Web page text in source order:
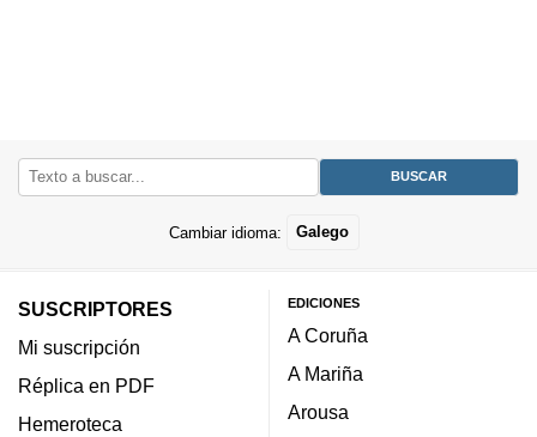
Cambiar idioma: Galego
SUSCRIPTORES
Mi suscripción
Réplica en PDF
Hemeroteca
EDICIONES
A Coruña
A Mariña
Arousa